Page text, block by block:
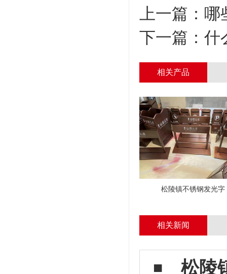
上一篇： 哪
下一篇： 什
相关产品
松陵镇不锈钢发光字
相关新闻
松陵